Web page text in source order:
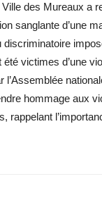
des Mureaux a
sanglante d’une
victimes d’une
l’Assemblée
hommage aux
rappelant